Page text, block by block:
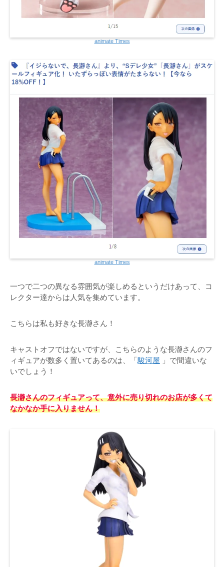
animate Times
animate Times
一つで二つの異なる雰囲気が楽しめるというだけあって、コ
レクター達からは人気を集めています。
こちらは私も好きな長瀞さん！
キャストオフではないですが、こちらのような長瀞さんのフ
ィギュアが数多く置いてあるのは、「駿河屋 」で間違いな
いでしょう！
長瀞さんのフィギュアって、意外に売り切れのお店が多くて
なかなか手に入りません！